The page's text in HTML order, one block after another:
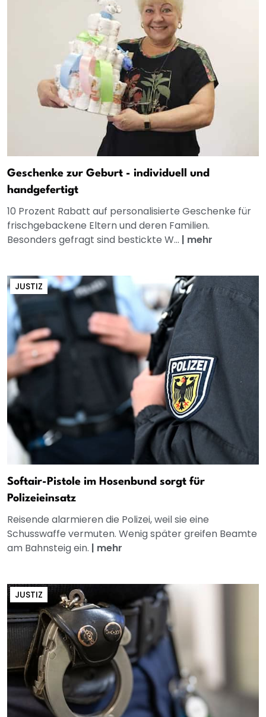
Geschenke zur Geburt - individuell und
handgefertigt
10 Prozent Rabatt auf personalisierte Geschenke für
frischgebackene Eltern und deren Familien.
Besonders gefragt sind bestickte W... | mehr
JUSTIZ
Softair-Pistole im Hosenbund sorgt für
Polizeieinsatz
Reisende alarmieren die Polizei, weil sie eine
Schusswaffe vermuten. Wenig später greifen Beamte
am Bahnsteig ein. | mehr
JUSTIZ